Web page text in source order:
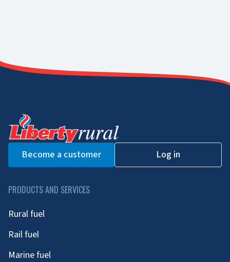
Become a customer Log in
PRODUCTS AND SERVICES
Rural fuel
Rail fuel
Marine fuel